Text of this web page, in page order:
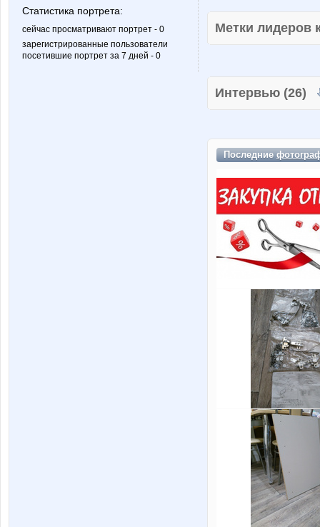
Статистика портрета:
сейчас просматривают портрет - 0
зарегистрированные пользователи
посетившие портрет за 7 дней - 0
Метки
Интервью (26)
Последние